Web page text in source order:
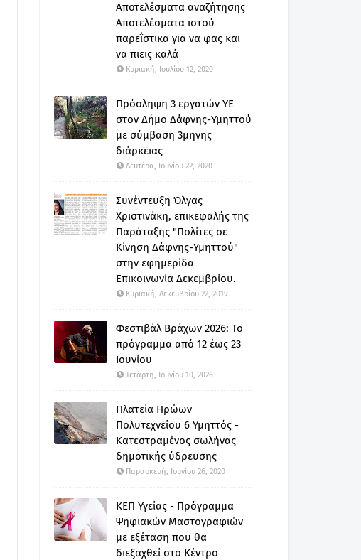
Αποτελέσματα αναζήτησης
Αποτελέσματα ιστού
παρεΐστικα για να φας και
να πιεις καλά
Κυριακή, Ιουλίου 12, 2020
Πρόσληψη 3 εργατών ΥΕ
στον Δήμο Δάφνης-Υμηττού
με σύμβαση 3μηνης
διάρκειας
Δευτέρα, Ιουνίου 22, 2020
Συνέντευξη Όλγας
Χριστινάκη, επικεφαλής της
Παράταξης "Πολίτες σε
Κίνηση Δάφνης-Υμηττού"
στην εφημερίδα
Επικοινωνία Δεκεμβρίου.
Κυριακή, Δεκεμβρίου 22, 2019
Φεστιβάλ Βράχων 2026: Το
πρόγραμμα από 12 έως 23
Ιουνίου
Τετάρτη, Ιουνίου 10, 2026
Πλατεία Ηρώων
Πολυτεχνείου 6 Υμηττός -
Κατεστραμένος σωλήνας
δημοτικής ύδρευσης
Παρασκευή, Ιουνίου 26, 2020
ΚΕΠ Υγείας - Πρόγραμμα
Ψηφιακών Μαστογραφιών
με εξέταση που θα
διεξαχθεί στο Κέντρο